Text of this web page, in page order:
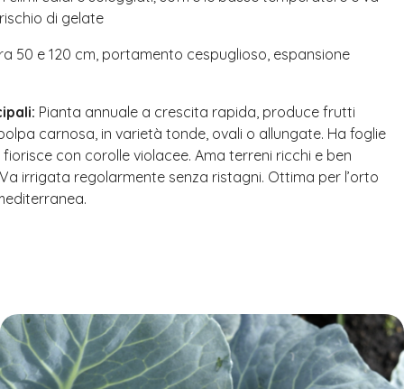
di gelate
50 e 120 cm, portamento cespuglioso, espansione
Pianta annuale a crescita rapida, produce frutti
carnosa, in varietà tonde, ovali o allungate. Ha foglie
con corolle violacee. Ama terreni ricchi e ben
irrigata regolarmente senza ristagni. Ottima per l’orto